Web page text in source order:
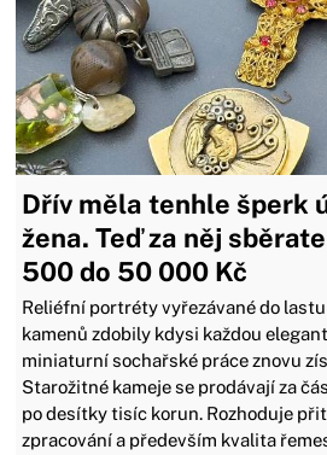
Dřív měla tenhle šperk
žena. Teď za něj
500 do 50 000 Kč
Reliéfní portréty vyřezávané do
kamenů zdobily kdysi každou
miniaturní sochařské práce znovu
Starožitné kameje se prodávají za
po desítky tisíc korun. Rozhoduje
zpracování a především kvalita